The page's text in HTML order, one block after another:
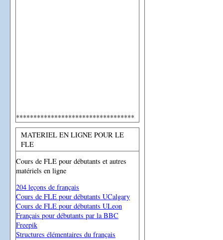
**********************************
MATERIEL EN LIGNE POUR LE
FLE
Cours de FLE pour débutants et autres
matériels en ligne
204 leçons de français
Cours de FLE pour débutants UCalgary
Cours de FLE pour débutants ULeon
Français pour débutants par la BBC
Freepik
Structures élémentaires du français